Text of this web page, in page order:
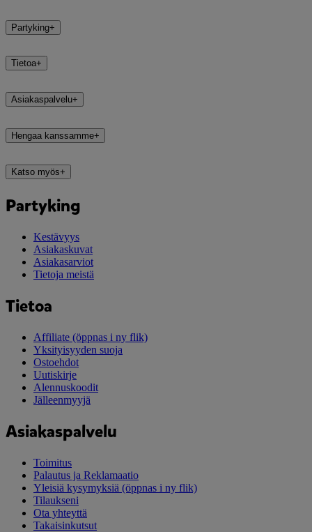
Partyking+
Tietoa+
Asiakaspalvelu+
Hengaa kanssamme+
Katso myös+
Partyking
Kestävyys
Asiakaskuvat
Asiakasarviot
Tietoja meistä
Tietoa
Affiliate (öppnas i ny flik)
Yksityisyyden suoja
Ostoehdot
Uutiskirje
Alennuskoodit
Jälleenmyyjä
Asiakaspalvelu
Toimitus
Palautus ja Reklamaatio
Yleisiä kysymyksiä (öppnas i ny flik)
Tilaukseni
Ota yhteyttä
Takaisinkutsut